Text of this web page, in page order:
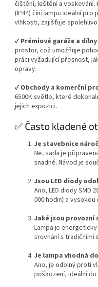
čištění, leštění a
(IP44) činí lampu ideální
vlhkosti, zajišťuje
✔️ Prémiové garáže a dílny
prostor, což umožňuje
práci vyžadující přesnost,
opravy.
✔️ Obchody a komerční
6500K světlo, které
jejich expozici.
✅ Často kladené
Je stavebnice
Ne, sada je
snadné. Návod je
Jsou LED diody
Ano, LED diody SMD
000 hodin) a
Jaké jsou provozní
Lampa je
srovnání s tradičními
Je lampa vhodná
Ano, je odolný proti
poškození, ideální do